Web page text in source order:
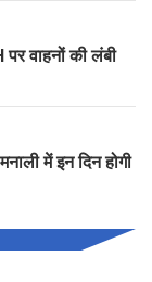
वाहनों की लंबी
में इन दिन होगी